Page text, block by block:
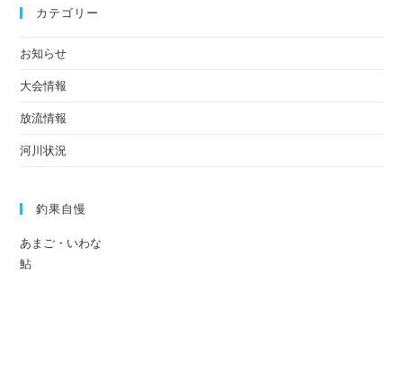
カテゴリー
お知らせ
大会情報
放流情報
河川状況
釣果自慢
あまご・いわな
鮎